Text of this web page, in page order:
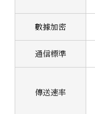
數據加密
通信標準
傳送速率